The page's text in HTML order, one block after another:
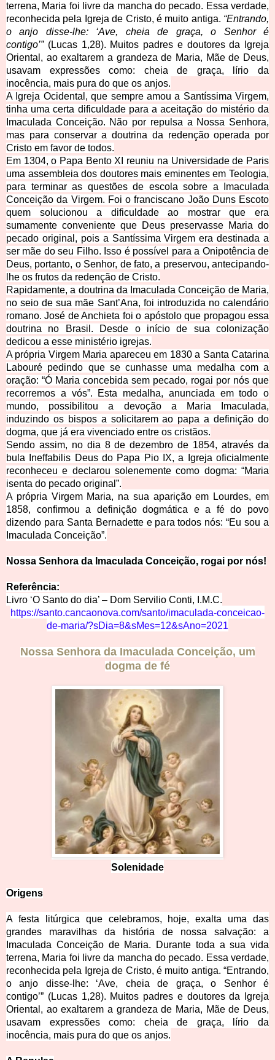
terrena, Maria foi livre da mancha do pecado. Essa verdade,
reconhecida pela Igreja de Cristo, é muito antiga. “Entrando,
o anjo disse-lhe: ‘Ave, cheia de graça, o Senhor é
contigo’” (Lucas 1,28). Muitos padres e doutores da Igreja
Oriental, ao exaltarem a grandeza de Maria, Mãe de Deus,
usavam expressões como: cheia de graça, lírio da
inocência, mais pura do que os anjos.
A Igreja Ocidental, que sempre amou a Santíssima Virgem,
tinha uma certa dificuldade para a aceitação do mistério da
Imaculada Conceição. Não por repulsa a Nossa Senhora,
mas para conservar a doutrina da redenção operada por
Cristo em favor de todos.
Em 1304, o Papa Bento XI reuniu na Universidade de Paris
uma assembleia dos doutores mais eminentes em Teologia,
para terminar as questões de escola sobre a Imaculada
Conceição da Virgem. Foi o franciscano João Duns Escoto
quem solucionou a dificuldade ao mostrar que era
sumamente conveniente que Deus preservasse Maria do
pecado original, pois a Santíssima Virgem era destinada a
ser mãe do seu Filho. Isso é possível para a Onipotência de
Deus, portanto, o Senhor, de fato, a preservou, antecipando-
lhe os frutos da redenção de Cristo.
Rapidamente, a doutrina da Imaculada Conceição de Maria,
no seio de sua mãe Sant’Ana, foi introduzida no calendário
romano. José de Anchieta foi o apóstolo que propagou essa
doutrina no Brasil. Desde o início de sua colonização
dedicou a esse ministério igrejas.
A própria Virgem Maria apareceu em 1830 a Santa Catarina
Labouré pedindo que se cunhasse uma medalha com a
oração: “Ó Maria concebida sem pecado, rogai por nós que
recorremos a vós”. Esta medalha, anunciada em todo o
mundo, possibilitou a devoção a Maria Imaculada,
induzindo os bispos a solicitarem ao papa a definição do
dogma, que já era vivenciado entre os cristãos.
Sendo assim, no dia 8 de dezembro de 1854, através da
bula Ineffabilis Deus do Papa Pio IX, a Igreja oficialmente
reconheceu e declarou solenemente como dogma: “Maria
isenta do pecado original”.
A própria Virgem Maria, na sua aparição em Lourdes, em
1858, confirmou a definição dogmática e a fé do povo
dizendo para Santa Bernadette e para todos nós: “Eu sou a
Imaculada Conceição”.
Nossa Senhora da Imaculada Conceição, rogai por nós!
Referência:
Livro ‘O Santo do dia’ – Dom Servilio Conti, I.M.C.
https://santo.cancaonova.com/santo/imaculada-conceicao-
de-maria/?sDia=8&sMes=12&sAno=2021
Nossa Senhora da Imaculada Conceição, um
dogma de fé
Solenidade
Origens
A festa litúrgica que celebramos, hoje, exalta uma das
grandes maravilhas da história de nossa salvação: a
Imaculada Conceição de Maria. Durante toda a sua vida
terrena, Maria foi livre da mancha do pecado. Essa verdade,
reconhecida pela Igreja de Cristo, é muito antiga. “Entrando,
o anjo disse-lhe: ‘Ave, cheia de graça, o Senhor é
contigo’” (Lucas 1,28). Muitos padres e doutores da Igreja
Oriental, ao exaltarem a grandeza de Maria, Mãe de Deus,
usavam expressões como: cheia de graça, lírio da
inocência, mais pura do que os anjos.